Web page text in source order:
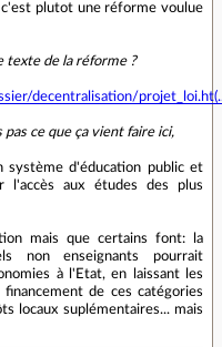
plutot une réforme voulue
texte de la réforme ?
decentralisation/
ce que ça vient faire ici,
d'éducation public et
l'accès aux études des plus
mais que certains font: la
non enseignants pourrait
à l'Etat, en laissant les
de ces catégories
locaux suplémentaires... mais